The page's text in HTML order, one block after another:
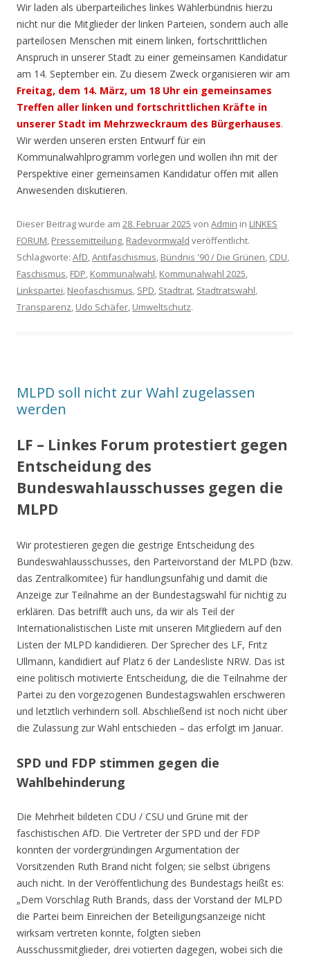
Wir laden als überparteiliches linkes Wählerbündnis hierzu
nicht nur die Mitglieder der linken Parteien, sondern auch alle
parteilosen Menschen mit einem linken, fortschrittlichen
Anspruch in unserer Stadt zu einer gemeinsamen Kandidatur
am 14. September ein. Zu diesem Zweck organisieren wir am
Freitag, dem 14. März, um 18 Uhr ein gemeinsames
Treffen aller linken und fortschrittlichen Kräfte in
unserer Stadt im Mehrzweckraum des Bürgerhauses.
Wir werden unseren ersten Entwurf für ein
Kommunalwahlprogramm vorlegen und wollen ihn mit der
Perspektive einer gemeinsamen Kandidatur offen mit allen
Anwesenden diskutieren.
Dieser Beitrag wurde am 28. Februar 2025 von Admin in LINKES
FORUM, Pressemitteilung, Radevormwald veröffentlicht.
Schlagworte: AfD,Antifaschismus, Bündnis '90 / Die Grünen, CDU,
Faschismus, FDP, Kommunalwahl, Kommunalwahl 2025,
Linkspartei, Neofaschismus, SPD, Stadtrat, Stadtratswahl,
Transparenz, Udo Schäfer, Umweltschutz.
MLPD soll nicht zur Wahl zugelassen
werden
LF – Linkes Forum protestiert gegen
Entscheidung des
Bundeswahlausschusses gegen die
MLPD
Wir protestieren gegen die gestrige Entscheidung des
Bundeswahlausschusses, den Parteivorstand der MLPD (bzw.
das Zentralkomitee) für handlungsunfähig und damit die
Anzeige zur Teilnahme an der Bundestagswahl für nichtig zu
erklären. Das betrifft auch uns, da wir als Teil der
Internationalistischen Liste mit unseren Mitgliedern auf den
Listen der MLPD kandidieren. Der Sprecher des LF, Fritz
Ullmann, kandidiert auf Platz 6 der Landesliste NRW. Das ist
eine politisch motivierte Entscheidung, die die Teilnahme der
Partei zu den vorgezogenen Bundestagswahlen erschweren
und letztlich verhindern soll. Abschließend ist noch nicht über
die Zulassung zur Wahl entschieden – das erfolgt im Januar.
SPD und FDP stimmen gegen die
Wahlbehinderung
Die Mehrheit bildeten CDU / CSU und Grüne mit der
faschistischen AfD. Die Vertreter der SPD und der FDP
konnten der vordergründingen Argumentation der
Vorsitzenden Ruth Brand nicht folgen; sie selbst übrigens
auch nicht. In der Veröffentlichung des Bundestags heißt es:
„Dem Vorschlag Ruth Brands, dass der Vorstand der MLPD
die Partei beim Einreichen der Beteiligungsanzeige nicht
wirksam vertreten konnte, folgten sieben
Ausschussmitglieder, drei votierten dagegen, wobei sich die